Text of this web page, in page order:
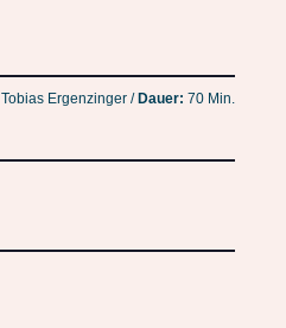
Tobias Ergenzinger / Dauer: 70 Min.